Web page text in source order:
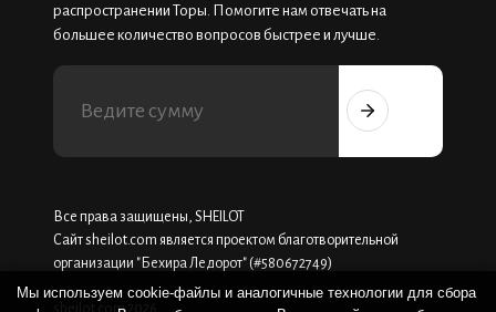
распространении Торы. Помогите нам отвечать на
большее количество вопросов быстрее и лучше.
Все права защищены, SHEILOT
Сайт sheilot.com является проектом благотворительной
организации "Бехира Ледорот" (#580672749)
sheilot.com 2026
Мы используем cookie-файлы и аналогичные технологии для сбора